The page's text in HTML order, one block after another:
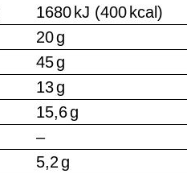
1680 kJ (400 kcal)
20 g
45 g
13 g
15,6 g
–
5,2 g